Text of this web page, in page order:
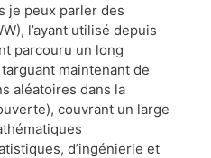
je peux parler des
l’ayant utilisé depuis
parcouru un long
maintenant de
aléatoires dans la
couvrant un large
d’ingénierie et